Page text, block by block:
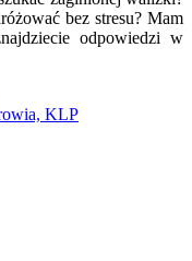
bez stresu? Mam
odpowiedzi w
KLP